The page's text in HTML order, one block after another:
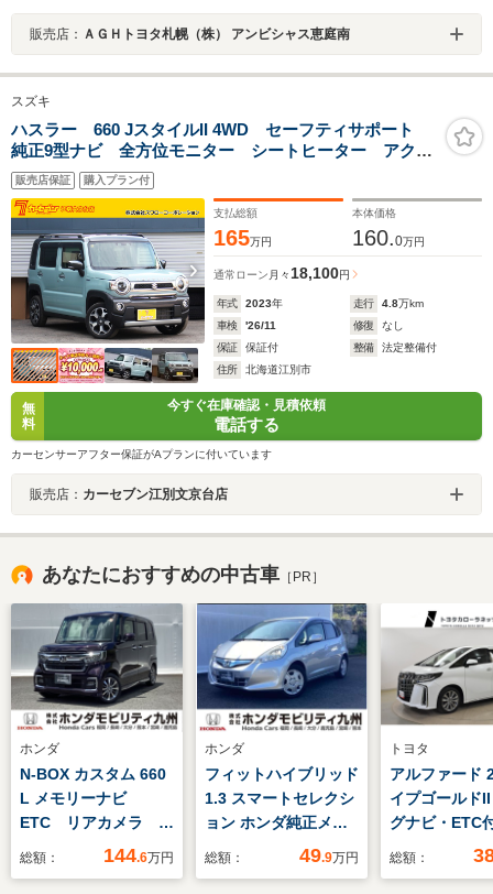
販売店： ＡＧＨトヨタ札幌（株） アンビシャス恵庭南
スズキ
ハスラー 660 JスタイルII 4WD セーフティサポート
純正9型ナビ 全方位モニター シートヒーター アクテ
ィブクルーズ 誤発進抑制 先行車発進アラーム 車線
逸脱抑制 LEDヘッドライト コーナーセンサー 禁煙
車 4WD
販売店保証 購入プラン付
支払総額
165万円
本体価格
160.0万円
通常ローン 月々18,100円
年式 2023年 走行 4.8万km
車検
'26/11 修復
なし
保証
保証付 整備
法定整備付
住所
北海道江別市
無
料
今すぐ在庫確認・見積依頼
電話する
カーセンサーアフター保証がAプランに付いています
販売店： カーセブン江別文京台店
あなたにおすすめの中古車 ［PR］
ホンダ
N-BOX カスタム 660
L メモリーナビ
ETC リアカメラ 片
側電動スライド
総額： 144.6万円
ホンダ
フィットハイブリッド
1.3 スマートセレクシ
ョン ホンダ純正メモ
総額： 49.9万円
トヨタ
アルファード
イプゴールド
グナビ・ETC
総額：